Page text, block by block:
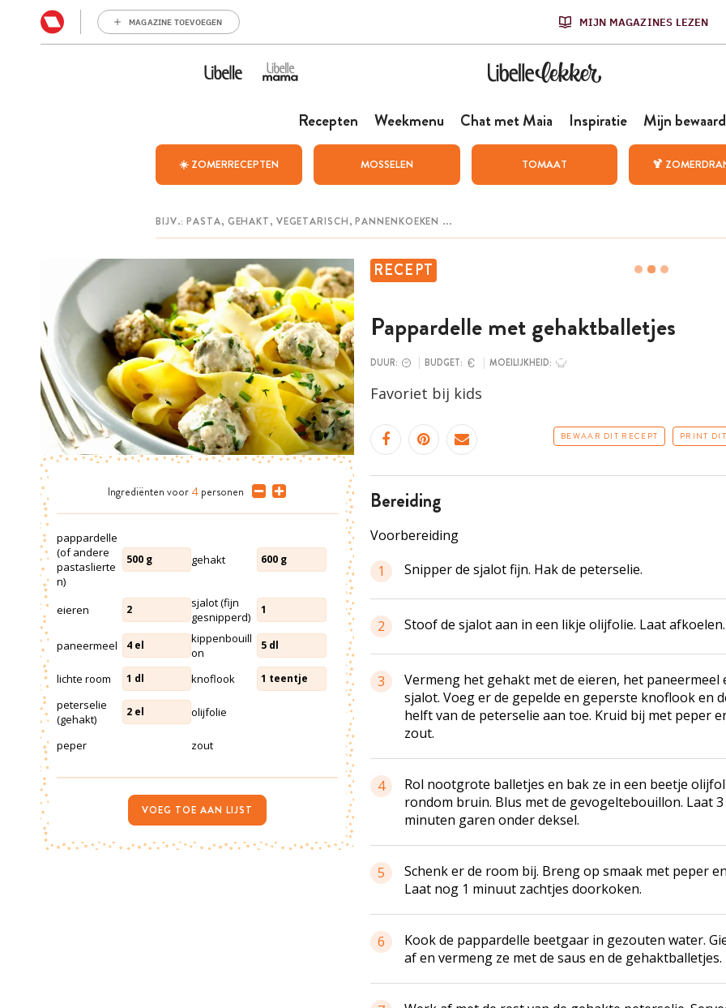
MAGAZINE TOEVOEGEN MIJN MAGAZINES LEZEN
Recepten Weekmenu Chat met Maia Inspiratie Mijn
☀️ ZOMERRECEPTEN MOSSELEN TOMAAT 🍹
RECEPT
Pappardelle met gehaktballetjes
DUUR: BUDGET: MOEILIJKHEID:
Favoriet bij kids
BEWAAR DIT RECEPT PRINT
bereiding
Voorbereiding
1
Snipper de sjalot fijn. Hak de peterselie.
2 Stoof de sjalot aan in een likje olijfolie. Laat afkoelen.
3
Vermeng het gehakt met de eieren, het paneermeel
sjalot. Voeg er de gepelde en geperste knoflook en
helft van de peterselie aan toe. Kruid bij met peper
zout.
4
Rol nootgrote balletjes en bak ze in een beetje
rondom bruin. Blus met de gevogeltebouillon. Laat 3
minuten garen onder deksel.
5
Schenk er de room bij. Breng op smaak met peper
Laat nog 1 minuut zachtjes doorkoken.
6
Kook de pappardelle beetgaar in gezouten water.
af en vermeng ze met de saus en de gehaktballetjes.
Ingrediënten voor 4 personen
pappardelle
(of andere
pastaslierte
n)
500 g gehakt 600 g
eieren 2
sjalot (fijn
gesnipperd)
1
paneermeel 4 el
kippenbouill
on
5 dl
lichte room 1 dl knoflook 1 teentje
peterselie
(gehakt)
2 el olijfolie
peper zout
VOEG TOE AAN LIJST